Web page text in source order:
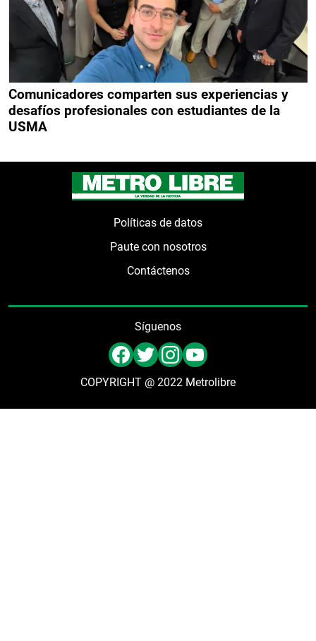
Comunicadores comparten sus experiencias y
desafíos profesionales con estudiantes de la
USMA
Políticas de datos
Paute con nosotros
Contáctenos
Síguenos
COPYRIGHT @ 2022 Metrolibre